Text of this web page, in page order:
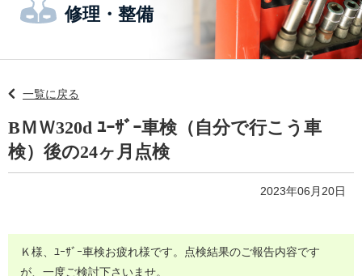
修理・整備
一覧に戻る
BＭＷ320d ﾕｰｻﾞｰ車検（自分で行こう車
検）後の24ヶ月点検
2023年06月20日
Ｋ様、ﾕｰｻﾞｰ車検お疲れ様です。点検結果のご報告内容です
が、一度ご検討下さいませ。